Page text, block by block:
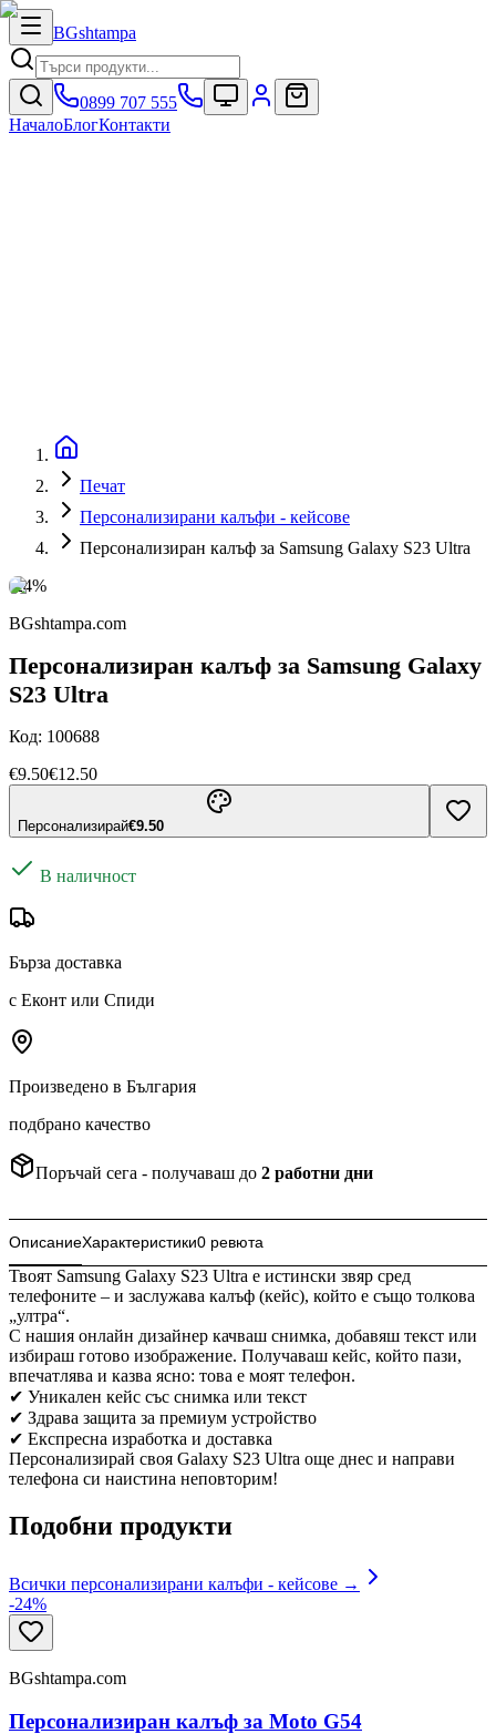
BGshtampa
0899 707 555
НачалоБлогКонтакти
Печат
Персонализирани калъфи - кейсове
Персонализиран калъф за Samsung Galaxy S23 Ultra
-24%
BGshtampa.com
Персонализиран калъф за Samsung Galaxy
S23 Ultra
Код: 100688
€9.50€12.50
Персонализирай€9.50
В наличност
Бърза доставка
с Еконт или Спиди
Произведено в България
подбрано качество
Поръчай сега - получаваш до 2 работни дни
ОписаниеХарактеристики0 ревюта
Твоят Samsung Galaxy S23 Ultra е истински звяр сред
телефоните – и заслужава калъф (кейс), който е също толкова
„ултра“.
С нашия онлайн дизайнер качваш снимка, добавяш текст или
избираш готово изображение. Получаваш кейс, който пази,
впечатлява и казва ясно: това е моят телефон.
✔ Уникален кейс със снимка или текст
✔ Здрава защита за премиум устройство
✔ Експресна изработка и доставка
Персонализирай своя Galaxy S23 Ultra още днес и направи
телефона си наистина неповторим!
Подобни продукти
Всички персонализирани калъфи - кейсове →
-24%
BGshtampa.com
Персонализиран калъф за Moto G54